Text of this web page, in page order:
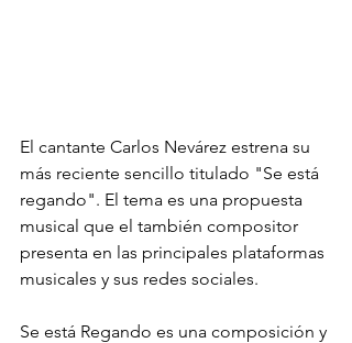
El cantante Carlos Nevárez estrena su
más reciente sencillo titulado "Se está
regando". El tema es una propuesta
musical que el también compositor
presenta en las principales plataformas
musicales y sus redes sociales.
Se está Regando es una composición y